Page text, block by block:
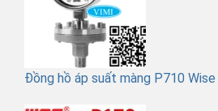
Đồng hồ áp suất màng P710 Wise